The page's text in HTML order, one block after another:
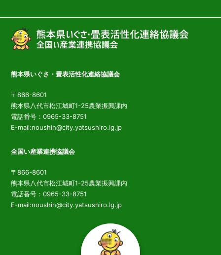
熊本県いぐさ・畳表活性化連絡協議会
〒866-8601
熊本県八代市松江城町1-25農業振興課内
電話番号：0965-33-8751
E-mail:noushin@city.yatsushiro.lg.jp
全国い産業連携協議会
〒866-8601
熊本県八代市松江城町1-25農業振興課内
電話番号：0965-33-8751
E-mail:noushin@city.yatsushiro.lg.jp